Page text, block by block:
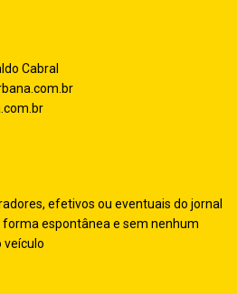
Cabral
efetivos ou eventuais do jornal
forma espontânea e sem nenhum
veículo